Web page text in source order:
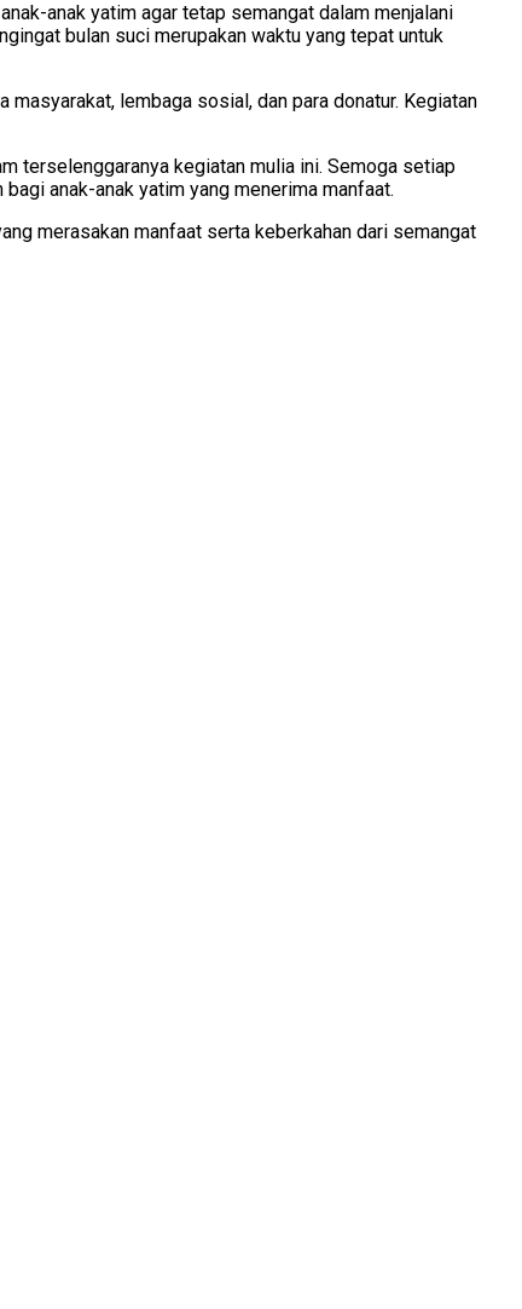
anak yatim agar tetap semangat dalam menjalani
bulan suci merupakan waktu yang tepat untuk
lembaga sosial, dan para donatur. Kegiatan
terselenggaranya kegiatan mulia ini. Semoga setiap
anak-anak yatim yang menerima manfaat.
merasakan manfaat serta keberkahan dari semangat